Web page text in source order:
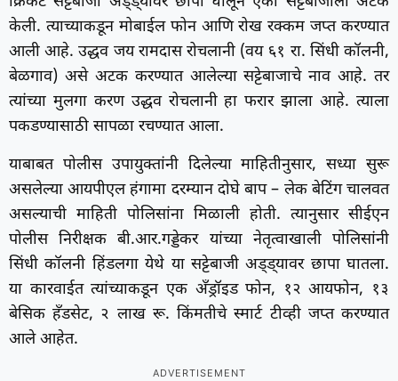
केली. त्याच्याकडून मोबाईल फोन आणि रोख रक्कम जप्त करण्यात
आली आहे. उद्धव जय रामदास रोचलानी (वय ६१ रा. सिंधी कॉलनी,
बेळगाव) असे अटक करण्यात आलेल्या सट्टेबाजाचे नाव आहे. तर
त्यांच्या मुलगा करण उद्धव रोचलानी हा फरार झाला आहे. त्याला
पकडण्यासाठी सापळा रचण्यात आला.
याबाबत पोलीस उपायुक्तांनी दिलेल्या माहितीनुसार, सध्या सुरू
असलेल्या आयपीएल हंगामा दरम्यान दोघे बाप – लेक बेटिंग चालवत
असल्याची माहिती पोलिसांना मिळाली होती. त्यानुसार सीईएन
पोलीस निरीक्षक बी.आर.गड्डेकर यांच्या नेतृत्वाखाली पोलिसांनी
सिंधी कॉलनी हिंडलगा येथे या सट्टेबाजी अड्ड्यावर छापा घातला.
या कारवाईत त्यांच्याकडून एक अँड्रॉइड फोन, १२ आयफोन, १३
बेसिक हँडसेट, २ लाख रू. किंमतीचे स्मार्ट टीव्ही जप्त करण्यात
आले आहेत.
ADVERTISEMENT